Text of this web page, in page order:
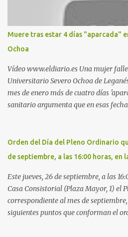
estadio municipal de Butarque) y
Nueva. Otro lugar: Escombrera de
Móstoles También en el parque de la
la Policía Local de Leganés de la calle
cementerio de Butarque". Más
Muere tras estar 4 días "aparcada"
Ochoa
Vídeo www.eldiario.es Una mujer
Universitario Severo Ochoa de
mes de enero más de cuatro días
sanitario argumenta que en esas
arritmia y agravamiento de su
Por ello, la ingresaron a finales del
cama, en el pasillo, sin mantas y sin
ha denunciado el caso y que grabó un
extrema, aseguró que los pasillos
que faltaban médicos por las
Orden del Día del Pleno Ordinario
de septiembre, a las 16:00 horas, en
Este jueves, 26 de septiembre, a las
Casa Consistorial (Plaza Mayor, 1) el
correspondiente al mes de
siguientes puntos que conforman el